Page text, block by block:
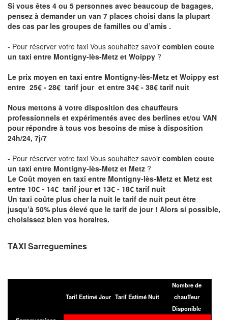
Si vous êtes 4 ou 5 personnes avec beaucoup de bagages,
pensez à demander un van 7 places choisi dans la plupart
des cas par les groupes de familles ou d’amis .
- Pour réserver votre taxi Vous souhaitez savoir combien coute
un taxi entre Montigny-lès-Metz et Woippy ?
Le prix moyen en taxi entre Montigny-lès-Metz et Woippy est
entre 25€ - 28€ tarif jour et entre 34€ - 38€ tarif nuit
Nous mettons à votre disposition des chauffeurs
professionnels et expérimentés avec des berlines et/ou VAN
pour répondre à tous vos besoins de mise à disposition
24h/24, 7j/7
- Pour réserver votre taxi Vous souhaitez savoir combien coute
un taxi entre Montigny-lès-Metz et Metz ?
Le Coût moyen en taxi entre Montigny-lès-Metz et Metz est
entre 10€ - 14€ tarif jour et 13€ - 18€ tarif nuit
Un taxi coûte plus cher la nuit le tarif de nuit peut être
jusqu’à 50% plus élevé que le tarif de jour ! Alors si possible,
choisissez bien vos horaires.
TAXI Sarreguemines
Tarif Estimé Jour Tarif Estimé Nuit
Nombre de
chauffeur
Disponible